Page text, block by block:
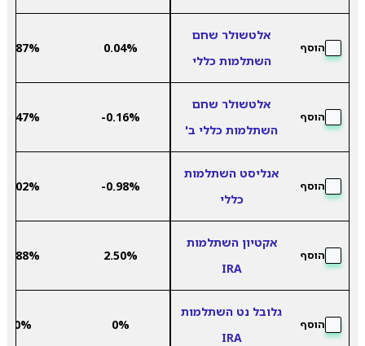
הוסף
אלטשולר שחם
השתלמות כללי
0.04%
4.87%
הוסף
אלטשולר שחם
השתלמות כללי ב'
-0.16%
5.47%
הוסף
אנליסט השתלמות
כללי
-0.98%
6.02%
הוסף
אקטיון השתלמות
IRA
2.50%
2.88%
הוסף
גלובל נט השתלמות
IRA
0%
0%